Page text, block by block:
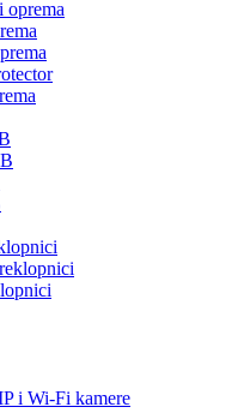
oprema
i Wi-Fi kamere